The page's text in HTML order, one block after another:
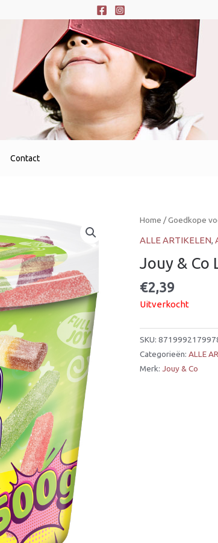
Contact
Home /Goedkope
ALLE ARTIKELEN,
Jouy & Co
€2,39
Uitverkocht
SKU:
Categorieën: ALLE
Merk: Jouy & Co